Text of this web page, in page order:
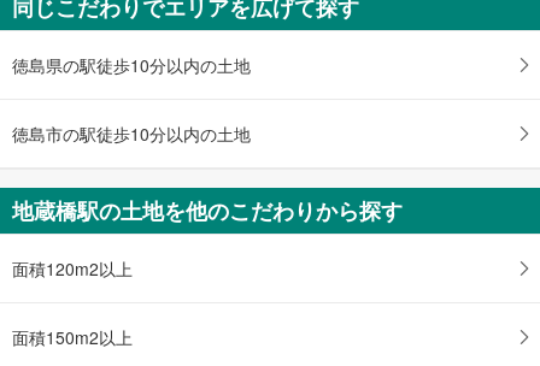
イ
ペ
に
存
す
同じこだわりでエリアを広げて探す
徳島県の駅徒歩10分以内の土地
徳島市の駅徒歩10分以内の土地
地蔵橋駅の土地を他のこだわりから探す
面積120m2以上
面積150m2以上